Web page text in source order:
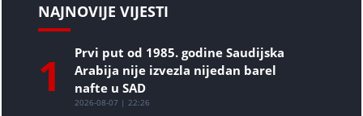
NAJNOVIJE VIJESTI
1
Prvi put od 1985. godine Saudijska
Arabija nije izvezla nijedan barel
nafte u SAD
2026-08-07 | 22:26